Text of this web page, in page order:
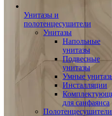
Унитазы и
полотенцесушители
Унитазы
Напольные
унитазы
Подвесные
унитазы
Умные
Инсталляции
для санфаянса
Полотенцесушители